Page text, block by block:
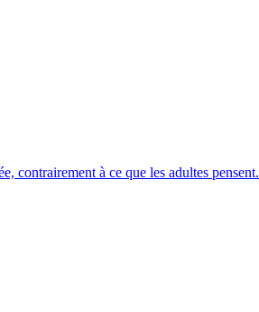
contrairement à ce que les adultes pensent.